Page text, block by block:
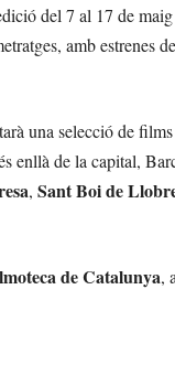
del 7 al 17 de
amb estrenes
una selecció de
enllà de la capital,
, Sant Boi de
de Catalunya,